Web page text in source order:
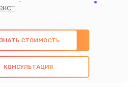
с обширными знаниями и
и качественный ремонт с
оригинальных компонентов, а
качество всех
Наша цель - предоставить
СТОИМОСТЬ
КОНСУЛЬТАЦИЯ